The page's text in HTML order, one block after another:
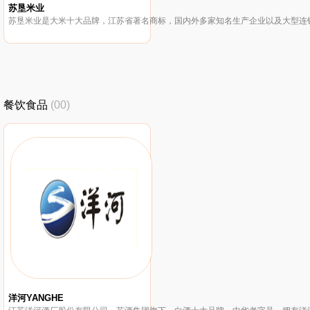
苏垦米业
餐饮食品 (00)
洋河YANGHE